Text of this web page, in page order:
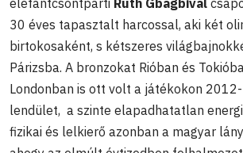
30 éves tapasztalt harcossal, aki két
birtokosaként, s kétszeres
Párizsba. A bronzokat Rióban és
Londonban is ott volt a játékokon
lendület, a szinte elapadhatatlan
fizikai és lelkierő azonban a magyar